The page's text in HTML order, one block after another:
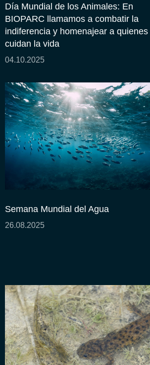
Día Mundial de los Animales: En
BIOPARC llamamos a combatir la
indiferencia y homenajear a quienes
cuidan la vida
04.10.2025
Semana Mundial del Agua
26.08.2025